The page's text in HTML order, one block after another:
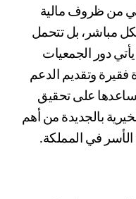
الاسر المتعففة هي الأسر التي تعاني من ظروف مالية
صعبة لكنها لا تطلب المساعدة بشكل مباشر، بل تتحمل
أعباء الحياة بصبر وعزة نفس، وهنا يأتي دور الجمعيات
الخيرية التي تسعى إلى كفالة أسرة فقيرة وتقديم الدعم
اللازم لها بطريقة تحفظ كرامتها وتساعدها على تحقيق
الاكتفاء الذاتي، وتعتبر جمعية البر الخيرية بالجديدة من أهم
في المملكة.